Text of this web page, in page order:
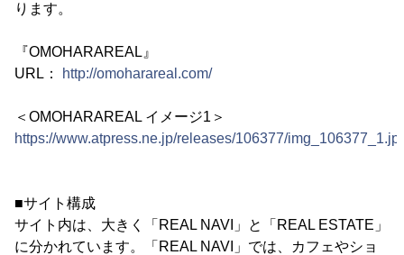
ります。
『OMOHARAREAL』
URL：
http://omoharareal.com/
＜OMOHARAREAL イメージ1＞
https://www.atpress.ne.jp/releases/106377/
■サイト構成
サイト内は、大きく「REAL NAVI」と「REAL ESTATE」
に分かれています。「REAL NAVI」では、カフェやショ